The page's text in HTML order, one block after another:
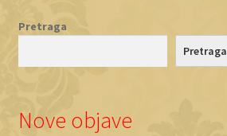
Pretraga
Pretraga
Nove objave